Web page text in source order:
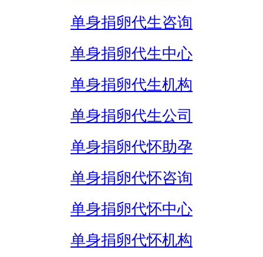
单身捐卵代生咨询
单身捐卵代生中心
单身捐卵代生机构
单身捐卵代生公司
单身捐卵代怀助孕
单身捐卵代怀咨询
单身捐卵代怀中心
单身捐卵代怀机构